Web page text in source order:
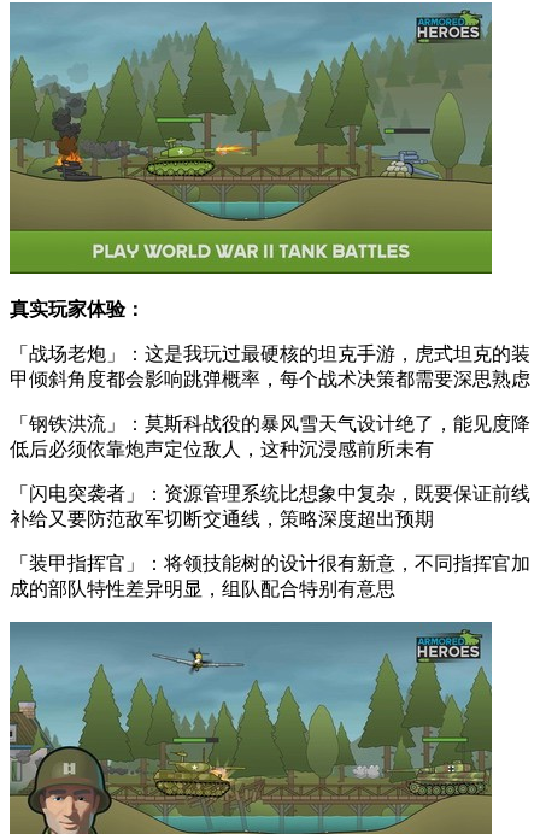
真实玩家体验：
「战场老炮」：这是我玩过最硬核的坦克手游，虎式坦克的装
甲倾斜角度都会影响跳弹概率，每个战术决策都需要深思熟虑
「钢铁洪流」：莫斯科战役的暴风雪天气设计绝了，能见度降
低后必须依靠炮声定位敌人，这种沉浸感前所未有
「闪电突袭者」：资源管理系统比想象中复杂，既要保证前线
补给又要防范敌军切断交通线，策略深度超出预期
「装甲指挥官」：将领技能树的设计很有新意，不同指挥官加
成的部队特性差异明显，组队配合特别有意思